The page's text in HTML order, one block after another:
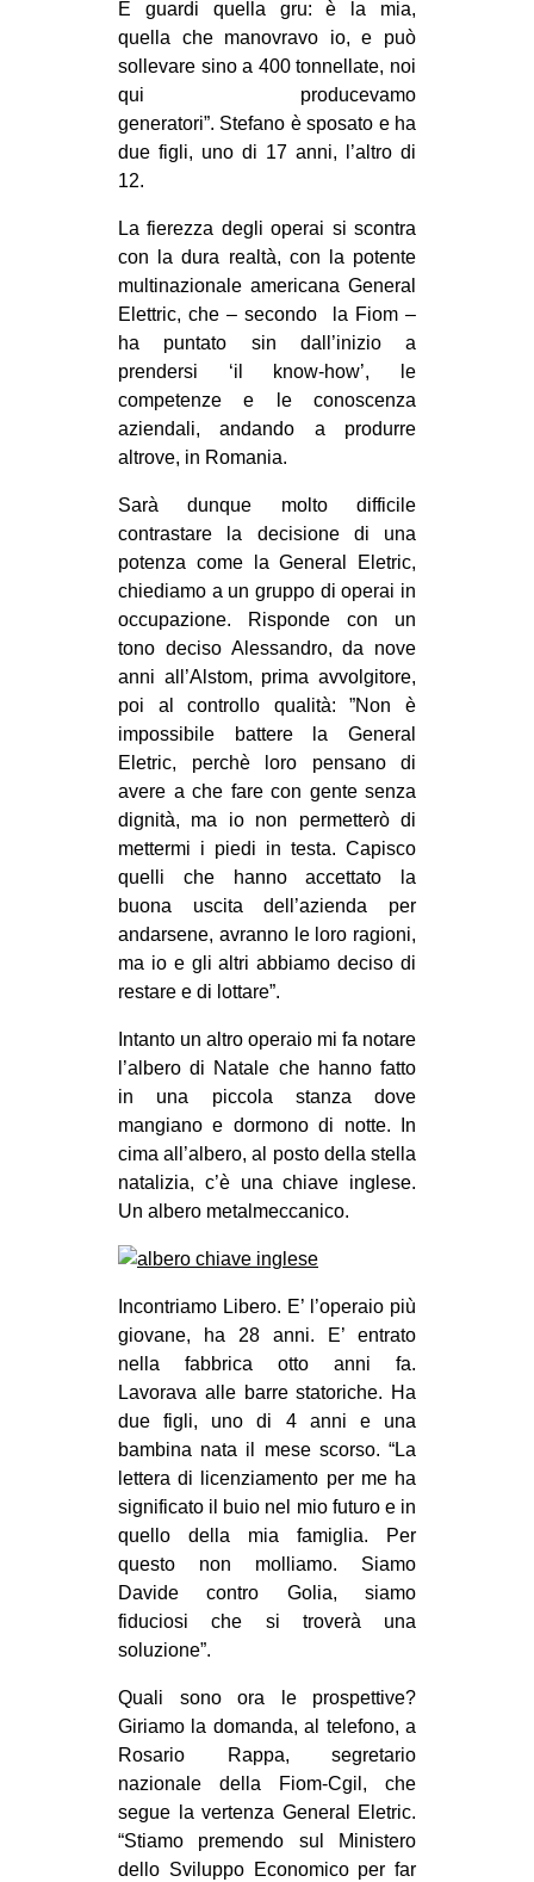
E guardi quella gru: è la mia,
quella che manovravo io, e può
sollevare sino a 400 tonnellate, noi
qui producevamo
generatori”. Stefano è sposato e ha
due figli, uno di 17 anni, l’altro di
12.
La fierezza degli operai si scontra
con la dura realtà, con la potente
multinazionale americana General
Elettric, che – secondo la Fiom –
ha puntato sin dall’inizio a
prendersi ‘il know-how’, le
competenze e le conoscenza
aziendali, andando a produrre
altrove, in Romania.
Sarà dunque molto difficile
contrastare la decisione di una
potenza come la General Eletric,
chiediamo a un gruppo di operai in
occupazione. Risponde con un
tono deciso Alessandro, da nove
anni all’Alstom, prima avvolgitore,
poi al controllo qualità: ”Non è
impossibile battere la General
Eletric, perchè loro pensano di
avere a che fare con gente senza
dignità, ma io non permetterò di
mettermi i piedi in testa. Capisco
quelli che hanno accettato la
buona uscita dell’azienda per
andarsene, avranno le loro ragioni,
ma io e gli altri abbiamo deciso di
restare e di lottare”.
Intanto un altro operaio mi fa notare
l’albero di Natale che hanno fatto
in una piccola stanza dove
mangiano e dormono di notte. In
cima all’albero, al posto della stella
natalizia, c’è una chiave inglese.
Un albero metalmeccanico.
Incontriamo Libero. E’ l’operaio più
giovane, ha 28 anni. E’ entrato
nella fabbrica otto anni fa.
Lavorava alle barre statoriche. Ha
due figli, uno di 4 anni e una
bambina nata il mese scorso. “La
lettera di licenziamento per me ha
significato il buio nel mio futuro e in
quello della mia famiglia. Per
questo non molliamo. Siamo
Davide contro Golia, siamo
fiduciosi che si troverà una
soluzione”.
Quali sono ora le prospettive?
Giriamo la domanda, al telefono, a
Rosario Rappa, segretario
nazionale della Fiom-Cgil, che
segue la vertenza General Eletric.
“Stiamo premendo sul Ministero
dello Sviluppo Economico per far